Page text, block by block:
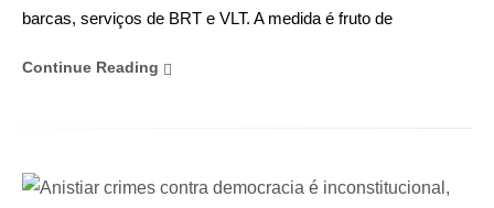
barcas, serviços de BRT e VLT. A medida é fruto de
Continue Reading